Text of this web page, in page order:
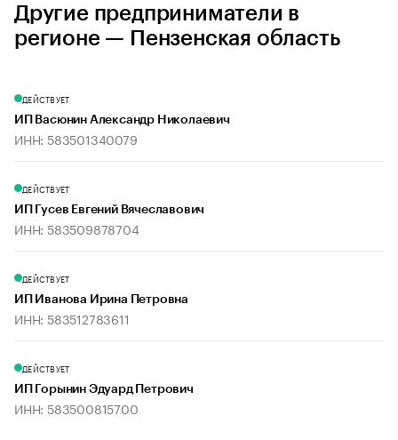
Другие предприниматели в
регионе — Пензенская область
ДЕЙСТВУЕТ
ИП Васюнин Александр Николаевич
ИНН: 583501340079
ДЕЙСТВУЕТ
ИП Гусев Евгений Вячеславович
ИНН: 583509878704
ДЕЙСТВУЕТ
ИП Иванова Ирина Петровна
ИНН: 583512783611
ДЕЙСТВУЕТ
ИП Горынин Эдуард Петрович
ИНН: 583500815700